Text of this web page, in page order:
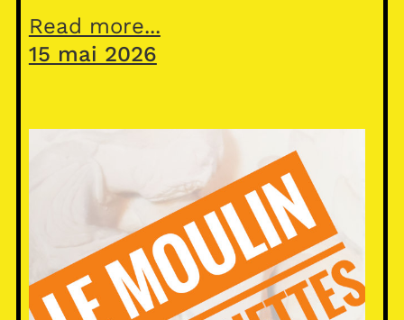
Read more...
15 mai 2026